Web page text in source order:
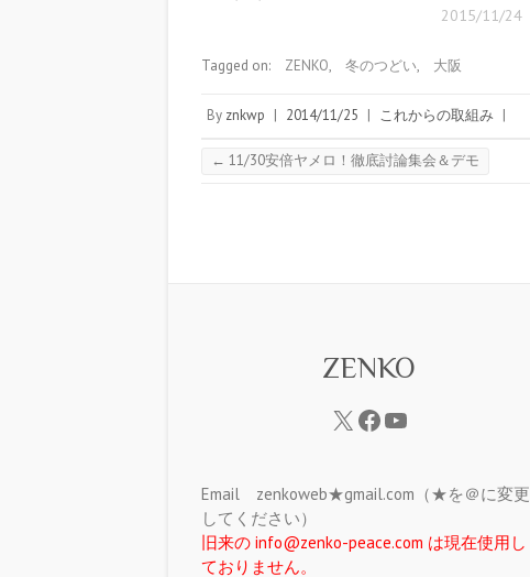
2015/11/24
Tagged on: ZENKO, 冬のつどい, 大阪
By znkwp | 2014/11/25 | これからの取組み |
← 11/30安倍ヤメロ！徹底討論集会＆デモ
ZENKO
Email zenkoweb★gmail.com（★を＠に変更
してください）
旧来の info@zenko-peace.com は現在使用し
ておりません。